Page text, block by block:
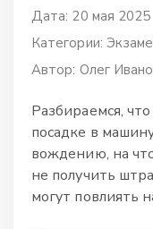
Дата: 20 мая 2025
Категории:
Автор: Олег
Разбираемся,
посадке в
вождению, на
не получить
могут повлиять